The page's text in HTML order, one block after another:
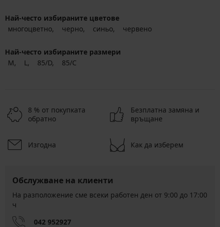
Най-често избираните цветове
многоцветно
черно синьо червено
Най-често избираните размери
M
L 85/D 85/C
8 % от покупката
обратно
Безплатна замяна и
връщане
Изгодна Как да изберем
Обслужване на клиенти
На разположение сме всеки работен ден от 9:00 до 17:00
ч
042 952927